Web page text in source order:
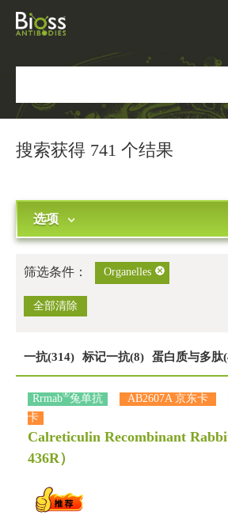
技术支持
搜索获得 741 个结果
选项
筛选条件： Organelles
全部清除
一抗(314) 标记一抗(8) 蛋白质与多肽
Rrmab®兔单抗 AB2607A 京东卡
卡
Calreticulin Recombinant
436R）